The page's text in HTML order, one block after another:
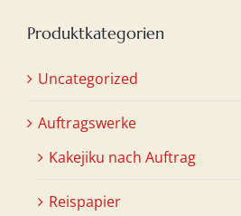
Produktkategorien
Uncategorized
Auftragswerke
Kakejiku nach Auftrag
Reispapier